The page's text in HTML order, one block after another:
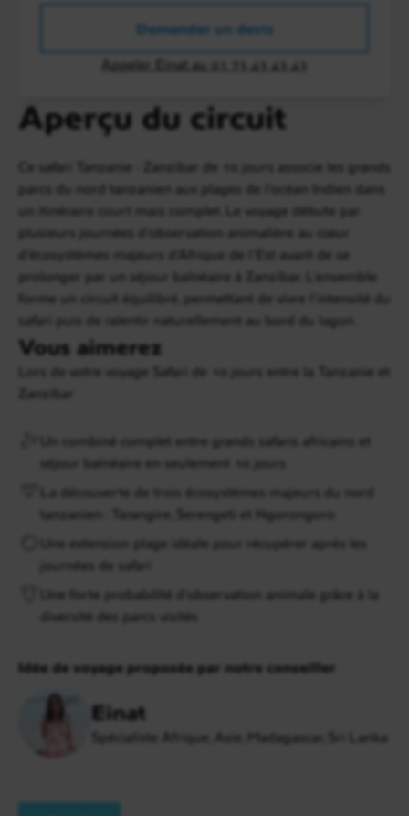
Aperçu du circuit
Ce safari Tanzanie - Zanzibar de 10 jours associe les grands
parcs du nord tanzanien aux plages de l’océan Indien dans
un itinéraire court mais complet. Le voyage débute par
plusieurs journées d’observation animalière au cœur
d’écosystèmes majeurs d’Afrique de l’Est avant de se
prolonger par un séjour balnéaire à Zanzibar. L’ensemble
forme un circuit équilibré, permettant de vivre l’intensité du
safari puis de ralentir naturellement au bord du lagon.
Vous aimerez
Lors de votre voyage Safari de 10 jours entre la Tanzanie et
Zanzibar
Un combiné complet entre grands safaris africains et
séjour balnéaire en seulement 10 jours
La découverte de trois écosystèmes majeurs du nord
tanzanien : Tarangire, Serengeti et Ngorongoro
Une extension plage idéale pour récupérer après les
journées de safari
Une forte probabilité d’observation animale grâce à la
diversité des parcs visités
Idée de voyage proposée par notre conseiller
Einat
Spécialiste Afrique, Asie, Madagascar, Sri Lanka
Demander un devis
Appeler Einat au 01 73 43 43 43